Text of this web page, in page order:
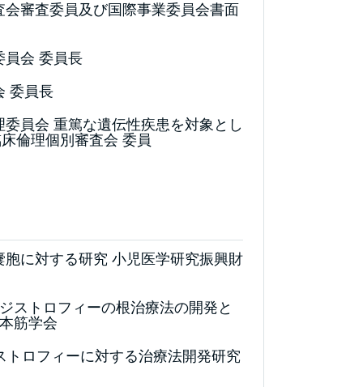
審査委員及び国際事業委員会書面
員会 委員長
委員長
員会 重篤な遺伝性疾患を対象とし
倫理個別審査会 委員
に対する研究 小児医学研究振興財
ストロフィーの根治療法の開発と
筋学会
ロフィーに対する治療法開発研究